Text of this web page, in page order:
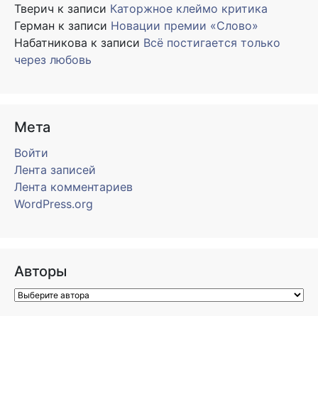
Тверич к записи Каторжное клеймо критика
Герман к записи Новации премии «Слово»
Набатникова к записи Всё постигается только
через любовь
Мета
Войти
Лента записей
Лента комментариев
WordPress.org
Авторы